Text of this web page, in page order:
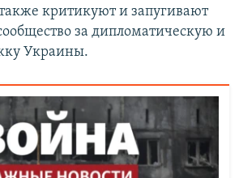
критикуют и запугивают
за дипломатическую и
Украины.